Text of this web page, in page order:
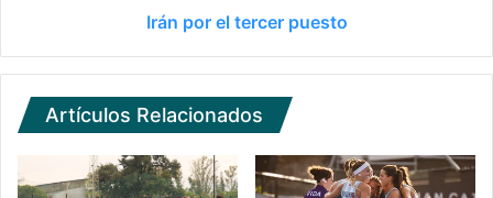
Irán por el tercer puesto
Artículos Relacionados